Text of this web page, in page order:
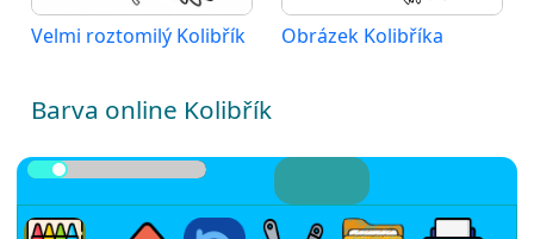
Velmi roztomilý Kolibřík Obrázek Kolibříka
Barva online Kolibřík